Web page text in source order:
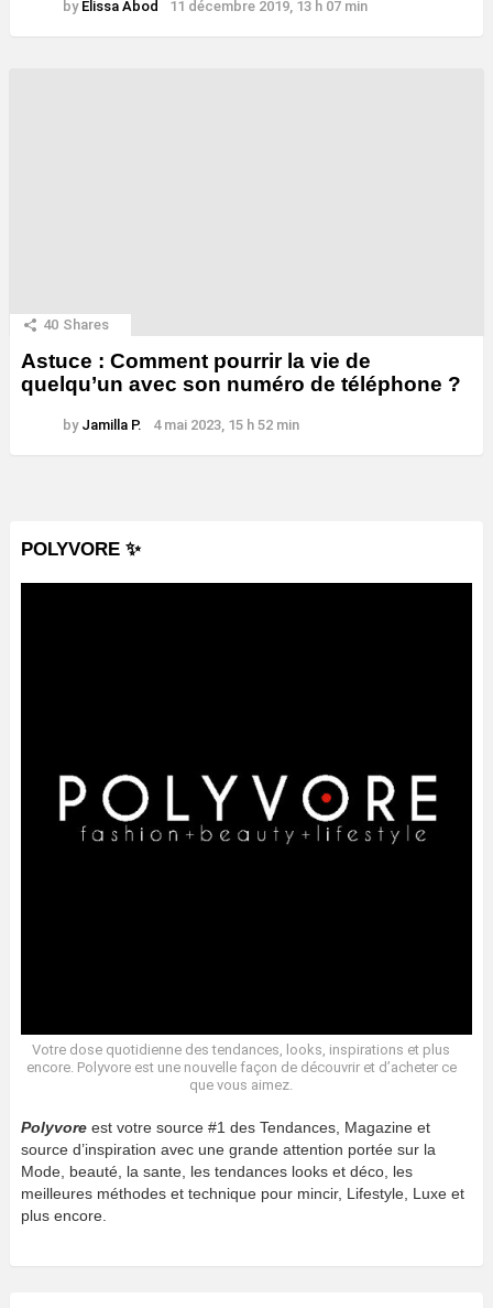
by Elissa Abod 11 décembre 2019, 13 h 07 min
40 Shares
Astuce : Comment pourrir la vie de
quelqu’un avec son numéro de téléphone ?
by Jamilla P. 4 mai 2023, 15 h 52 min
POLYVORE ✨
Votre dose quotidienne des tendances, looks, inspirations et plus
encore. Polyvore est une nouvelle façon de découvrir et d’acheter ce
que vous aimez.
Polyvore est votre source #1 des Tendances, Magazine et
source d’inspiration avec une grande attention portée sur la
Mode, beauté, la sante, les tendances looks et déco, les
meilleures méthodes et technique pour mincir, Lifestyle, Luxe et
plus encore.